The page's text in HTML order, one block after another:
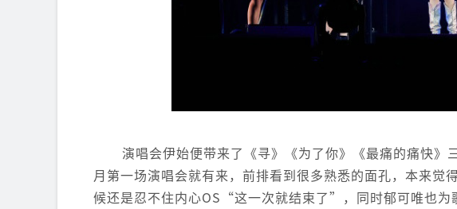
演唱会伊始便带来了《寻》《为了你》《最痛的痛快
月第一场演唱会就有来，前排看到很多熟悉的面孔，本来觉
候还是忍不住内心OS“这一次就结束了”，同时郁可唯也